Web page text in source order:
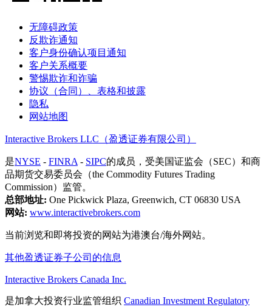
无障碍政策
反欺诈通知
客户身份确认项目通知
客户关系概要
警惕欺诈和诈骗
协议（合同）、表格和披露
隐私
网站地图
Interactive Brokers LLC（盈透证券有限公司）
是NYSE - FINRA - SIPC的成员，受美国证监会（SEC）和商
品期货交易委员会（the Commodity Futures Trading
Commission）监管。
总部地址: One Pickwick Plaza, Greenwich, CT 06830 USA
网站: www.interactivebrokers.com
当前浏览和即将投资的网站为港澳台/海外网站。
其他盈透证券子公司的信息
Interactive Brokers Canada Inc.
是加拿大投资行业监管组织 Canadian Investment Regulatory